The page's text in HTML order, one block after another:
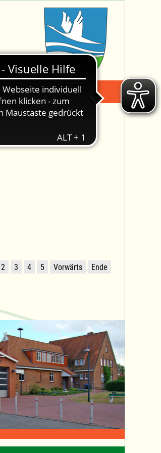
Suche -
2 3 4 5 Vorwärts Ende